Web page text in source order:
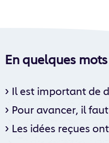
En quelques mots
› Il est important de
› Pour avancer, il
› Les idées reçues